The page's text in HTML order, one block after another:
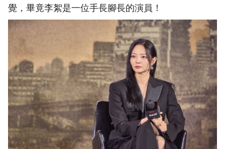
覺，畢竟李絮是一位手長腳長的演員！